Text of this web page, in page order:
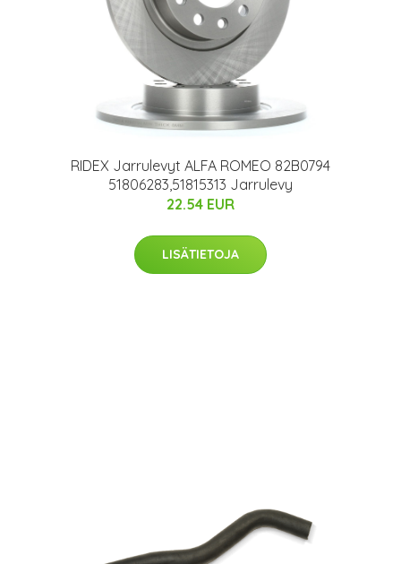
RIDEX Jarrulevyt ALFA ROMEO 82B0794
51806283,51815313 Jarrulevy
22.54 EUR
LISÄTIETOJA